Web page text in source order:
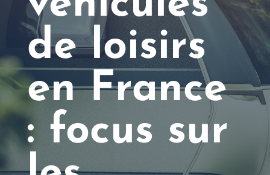
de loisirs
en France
: focus sur